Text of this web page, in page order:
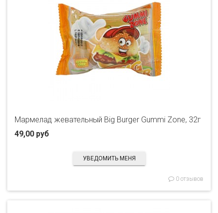
Мармелад жевательный Big Burger Gummi Zone, 32г
49,00 руб
УВЕДОМИТЬ МЕНЯ
0 отзывов